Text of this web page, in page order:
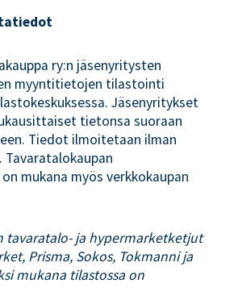
ry:n jäsenyritysten
myyntitietojen tilastointi
Jäsenyritykset
tietonsa suoraan
Tiedot ilmoitetaan ilman
Tavaratalokaupan
mukana myös verkkokaupan
tavaratalo- ja hypermarketketjut
Prisma, Sokos, Tokmanni ja
mukana tilastossa on